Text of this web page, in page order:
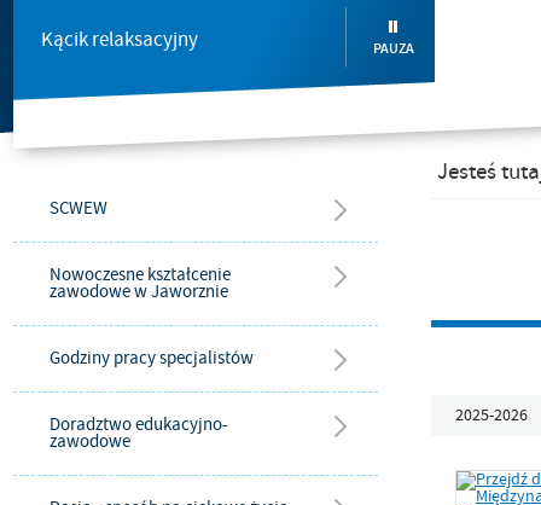
Kącik relaksacyjny PAUZA
SCWEW
Nowoczesne kształcenie
zawodowe w Jaworznie
Godziny pracy specjalistów
Doradztwo edukacyjno-
zawodowe
Jesteś
2025-2026